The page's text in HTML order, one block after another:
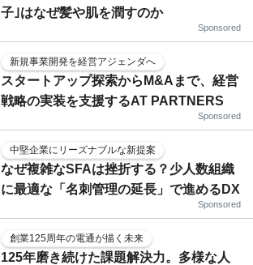
子｣はなぜ髪や肌を潤すのか
Sponsored
新規事業開発を経営アジェンダへ
スタートアップ探索からM&Aまで、経営
戦略の実装を支援するAT PARTNERS
Sponsored
中堅企業にリーズナブルな新提案
なぜ複雑なSFAは挫折する？少人数組織
に最適な「名刺管理の延長」で進めるDX
Sponsored
創業125周年の電通が描く未来
125年磨き続けた課題解決力。多様な人